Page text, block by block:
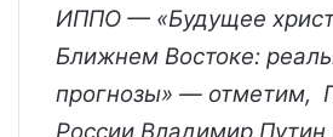
ИППО — «Будущее
Ближнем Востоке:
прогнозы» — отметим,
России Владимир Путин